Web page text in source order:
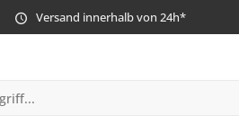
Versand innerhalb von 24h*